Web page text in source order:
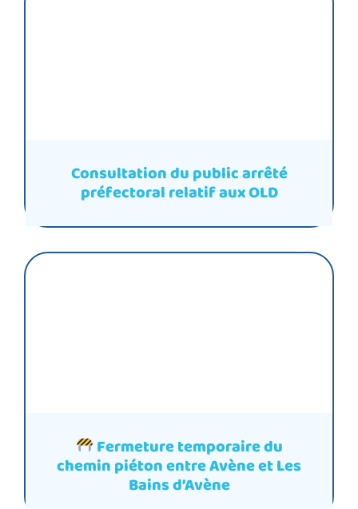
Consultation du public arrêté
préfectoral relatif aux OLD
Fermeture temporaire du
chemin piéton entre Avène et Les
Bains d’Avène